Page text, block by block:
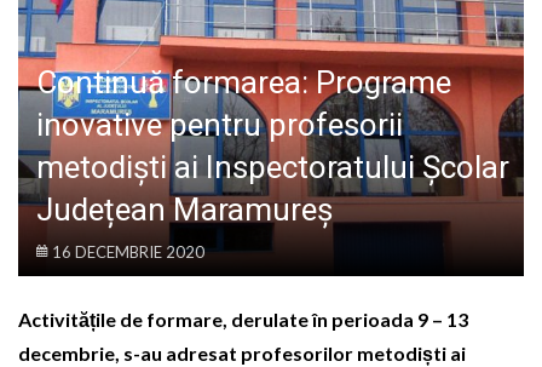
POLITIC
LIFE
Continuă formarea: Programe
inovative pentru profesorii
metodiști ai Inspectoratului Școlar
Județean Maramureș
16 DECEMBRIE 2020
Activitățile de formare, derulate în perioada 9 – 13
decembrie, s-au adresat profesorilor metodiști ai